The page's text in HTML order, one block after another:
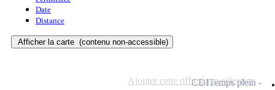
Date
Distance
Afficher la carte (contenu non-accessible)
CDITemps plein
Ajouter cette offre à ma sélection